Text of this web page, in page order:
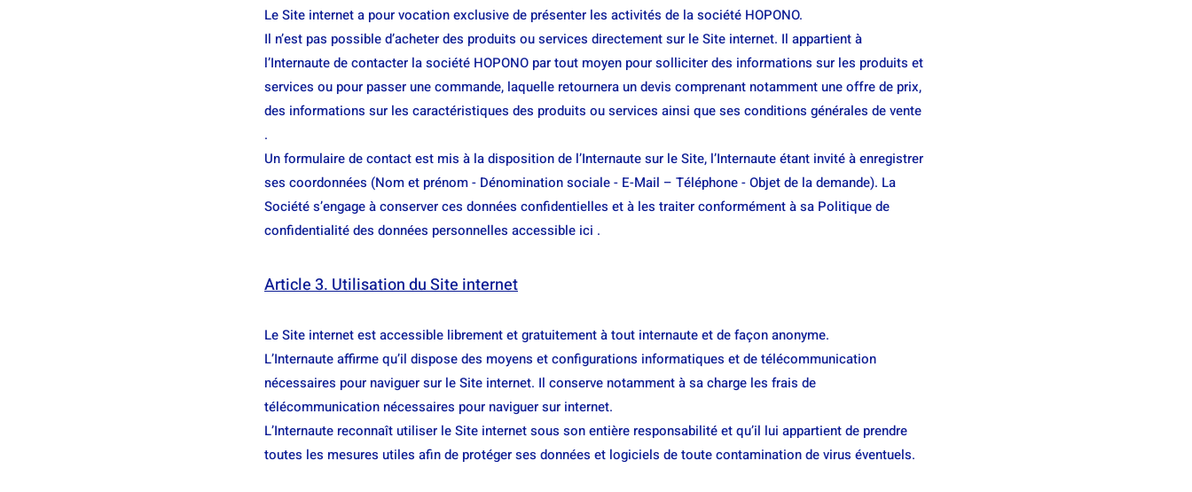
Le Site internet a pour vocation exclusive de présenter les activités de la société HOPONO.
Il n’est pas possible d’acheter des produits ou services directement sur le Site internet. Il appartient à
l’Internaute de contacter la société HOPONO par tout moyen pour solliciter des informations sur les produits et
services ou pour passer une commande, laquelle retournera un devis comprenant notamment une offre de prix,
des informations sur les caractéristiques des produits ou services ainsi que ses conditions générales de vente
.
Un formulaire de contact est mis à la disposition de l’Internaute sur le Site, l’Internaute étant invité à enregistrer
ses coordonnées (Nom et prénom - Dénomination sociale - E-Mail – Téléphone - Objet de la demande). La
Société s’engage à conserver ces données confidentielles et à les traiter conformément à sa Politique de
confidentialité des données personnelles accessible ici .
Article 3. Utilisation du Site internet
Le Site internet est accessible librement et gratuitement à tout internaute et de façon anonyme.
L’Internaute affirme qu’il dispose des moyens et configurations informatiques et de télécommunication
nécessaires pour naviguer sur le Site internet. Il conserve notamment à sa charge les frais de
télécommunication nécessaires pour naviguer sur internet.
L’Internaute reconnaît utiliser le Site internet sous son entière responsabilité et qu’il lui appartient de prendre
toutes les mesures utiles afin de protéger ses données et logiciels de toute contamination de virus éventuels.